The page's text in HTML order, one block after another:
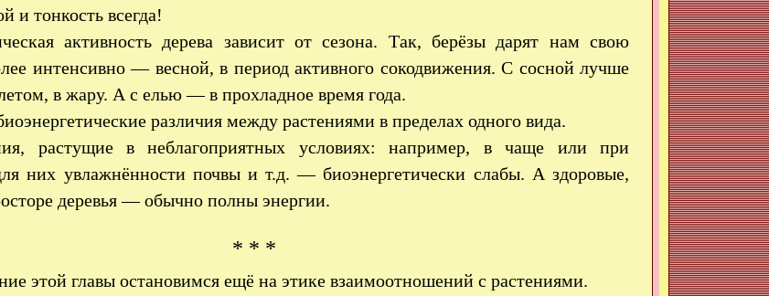
и тонкость всегда!
активность дерева зависит от сезона. Так, берёзы дарят нам свою
интенсивно — весной, в период активного сокодвижения. С сосной лучше
летом, в жару. А с елью — в прохладное время года.
различия между растениями в пределах одного вида.
растущие в неблагоприятных условиях: например, в чаще или при
них увлажнённости почвы и т.д. — биоэнергетически слабы. А здоровые,
деревья — обычно полны энергии.
* * *
этой главы остановимся ещё на этике взаимоотношений с растениями.